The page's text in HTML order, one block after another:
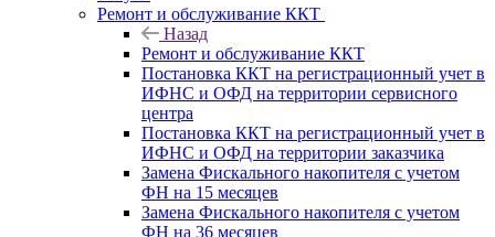
Ремонт и обслуживание ККТ
Назад
Ремонт и обслуживание ККТ
Постановка ККТ на регистрационный учет в
ИФНС и ОФД на территории сервисного
центра
Постановка ККТ на регистрационный учет в
ИФНС и ОФД на территории заказчика
Замена Фискального накопителя с учетом
ФН на 15 месяцев
Замена Фискального накопителя с учетом
ФН на 36 месяцев